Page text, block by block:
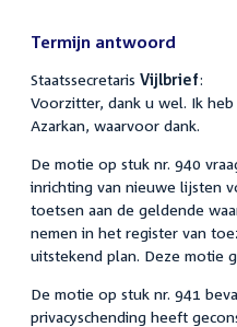
Termijn antwoord
Staatssecretaris Vijlbrief:
Voorzitter, dank u wel. Ik
Azarkan, waarvoor dank.
De motie op stuk nr. 940
inrichting van nieuwe lijsten
toetsen aan de geldende
nemen in het register van
uitstekend plan. Deze motie
De motie op stuk nr. 941
privacyschending heeft